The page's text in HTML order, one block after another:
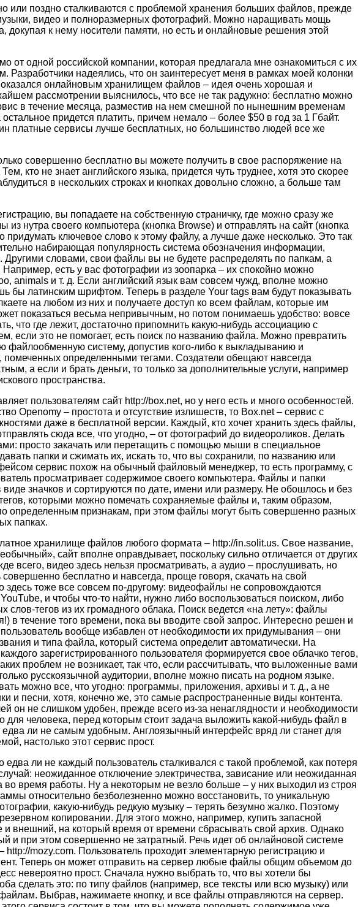
или поздно сталкиваются с проблемой хранения больших файлов, прежде
видео и полноразмерных фотографий. Можно наращивать мощь
докупая к нему носители памяти, но есть и онлайновые решения этой
от одной российской компании, которая предлагала мне ознакомиться с их
Разработчики надеялись, что он заинтересует меня в рамках моей колонки
онлайновым хранилищем файлов – идея очень хорошая и
рассмотрении выяснилось, что все не так радужно: бесплатно можно
в течение месяца, разместив на нем смешной по нынешним временам
придется платить, причем немало – более $50 в год за 1 Гбайт.
платные сервисы лучше бесплатных, но большинство людей все же
совершенно бесплатно вы можете получить в свое распоряжение на
кто не знает английского языка, придется чуть труднее, хотя это скорее
в нескольких строках и кнопках довольно сложно, а больше там
вы попадаете на собственную страничку, где можно сразу же
из нутра своего компьютера (кнопка Browse) и отправлять на сайт (кнопка
ключевое слово к этому файлу, а лучше даже несколько. Это так
набирающая популярность система обозначения информации,
Другими словами, свои файлы вы не будете распределять по папкам, а
Например, есть у вас фотографии из зоопарка – их спокойно можно
animals и т. д. Если английский язык вам совсем чужд, вполне можно
бы латинским шрифтом. Теперь в разделе Your tags вам будут показывать
на любом из них и получаете доступ ко всем файлам, которые им
показаться весьма непривычным, но потом понимаешь удобство: вовсе
что где лежит, достаточно припомнить какую-нибудь ассоциацию с
если это не помогает, есть поиск по названию файла. Можно превратить
файлообменную систему, допустив кого-либо к выкладыванию и
определенными тегами. Создатели обещают навсегда
а если и брать деньги, то только за дополнительные услуги, например
пространства.
пользователям сайт http://box.net, но у него есть и много особенностей.
Openomy – простота и отсутствие излишеств, то Box.net – сервис с
даже в бесплатной версии. Каждый, кто хочет хранить здесь файлы,
сюда все, что угодно, – от фотографий до видеороликов. Делать
просто закачать или перетащить с помощью мыши в специальное
папки и сжимать их, искать то, что вы сохранили, по названию или
сервис похож на обычный файловый менеджер, то есть программу, с
просматривает содержимое своего компьютера. Файлы и папки
значков и сортируются по дате, имени или размеру. Не обошлось и без
которыми можно помечать сохраняемые файлы и, таким образом,
определенным признакам, при этом файлы могут быть совершенно разных
папках.
хранилище файлов любого формата – http://in.solit.us. Свое название,
сайт вполне оправдывает, поскольку сильно отличается от других
всего, видео здесь нельзя просматривать, а аудио – прослушивать, но
бесплатно и навсегда, проще говоря, скачать на свой
здесь тоже все совсем по-другому: видеофайлы не сопровождаются
и чтобы что-то найти, нужно либо воспользоваться поиском, либо
слов-тегов из их громадного облака. Поиск ведется «на лету»: файлы
в течение того времени, пока вы вводите свой запрос. Интересно решен и
вообще избавлен от необходимости их придумывания – они
и типа файла, который система определит автоматически. На
зарегистрированного пользователя формируется свое облачко тегов,
проблем не возникает, так что, если рассчитывать, что выложенные вами
русскоязычной аудитории, вполне можно писать на родном языке.
можно все, что угодно: программы, приложения, архивы и т. д., а не
и песни, хотя, конечно же, это самые распространенные виды контента.
он не слишком удобен, прежде всего из-за ненаглядности и необходимости
для человека, перед которым стоит задача выложить какой-нибудь файл в
едва ли не самым удобным. Англоязычный интерфейс вряд ли станет для
настолько этот сервис прост.
едва ли не каждый пользователь сталкивался с такой проблемой, как потеря
неожиданное отключение электричества, зависание или неожиданная
во время работы. Ну а некоторым не везло больше – у них выходил из строя
относительно безболезненно можно восстановить, то уникальную
какую-нибудь редкую музыку – терять безумно жалко. Поэтому
копировании. Для этого можно, например, купить запасной
и внешний, на который время от времени сбрасывать свой архив. Однако
и при этом совершенно не затратный. Речь идет об онлайновой системе
http://mozy.com. Пользователь проходит элементарную регистрацию и
Теперь он может отправить на сервер любые файлы общим объемом до
невероятно прост. Сначала нужно выбрать то, что вы хотели бы
сделать это: по типу файлов (например, все тексты или всю музыку) или
Выбрав, нажимаете кнопку, и все файлы отправляются на сервер.